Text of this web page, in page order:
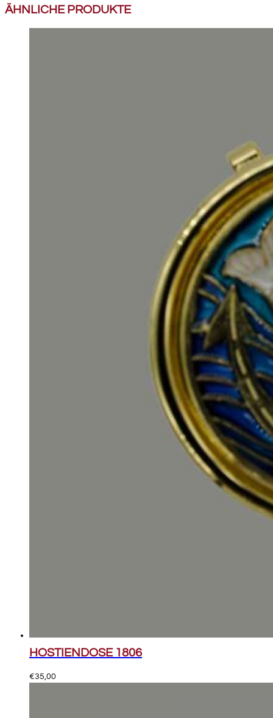
ÄHNLICHE PRODUKTE
HOSTIENDOSE 1806
€35,00